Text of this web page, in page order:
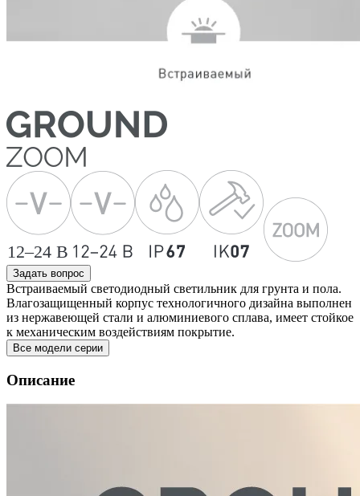
Задать вопрос
Встраиваемый светодиодный светильник для грунта и пола.
Влагозащищенный корпус технологичного дизайна выполнен
из нержавеющей стали и алюминиевого сплава, имеет стойкое
к механическим воздействиям покрытие.
Все модели серии
Описание